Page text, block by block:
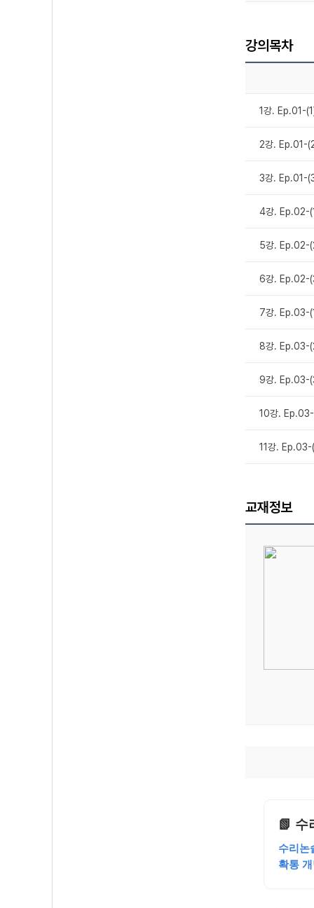
강의목차
1강. Ep.01-
2강. Ep.01-
3강. Ep.01-
4강. Ep.02-
5강. Ep.02-
6강. Ep.02-
7강. Ep.03-
8강. Ep.03-
9강. Ep.03-
10강.
11강. Ep.03-
교재정보
📗 수
수리논
확통